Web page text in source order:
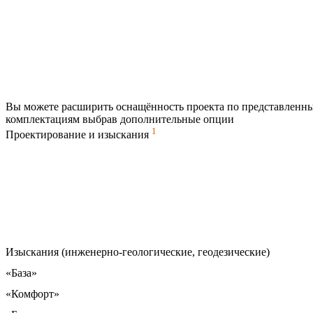
Вы можете расширить оснащённость проекта по
комплектациям выбрав дополнительные опции
Проектирование и изыскания 1
Изыскания (инженерно-геологические, геодезические)
«База»
«Комфорт»